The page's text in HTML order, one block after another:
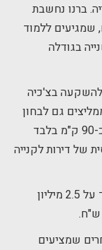
ברנו נחשבת
שמגיעים ללמוד
בגודלה
בצ'כיה
גם לבחון
, שממוקמת במרחק של כ-90 ק"מ בלבד
של דירות לקנייה
מחירן הממוצע של דירות סטודיו בפילזן עומד על 2.5 מיליון
שמציעים